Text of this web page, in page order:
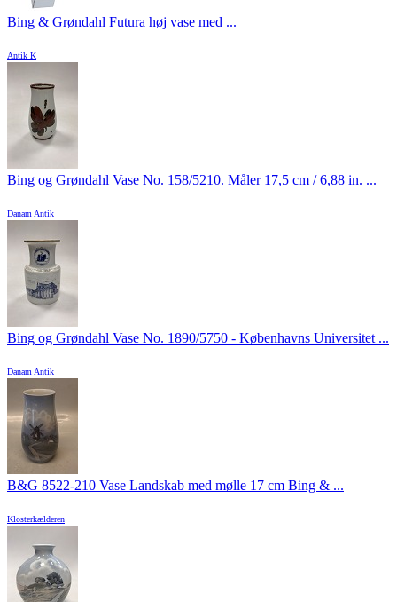
Bing & Grøndahl Futura høj vase med ...
Antik K
Bing og Grøndahl Vase No. 158/5210. Måler 17,5 cm / 6,88 in. ...
Danam Antik
Bing og Grøndahl Vase No. 1890/5750 - Københavns Universitet ...
Danam Antik
B&G 8522-210 Vase Landskab med mølle 17 cm Bing & ...
Klosterkælderen